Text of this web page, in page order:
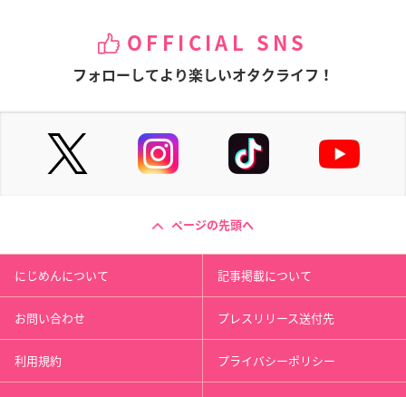
OFFICIAL SNS
フォローしてより楽しいオタクライフ！
ページの先頭へ
にじめんについて 記事掲載について
お問い合わせ プレスリリース送付先
利用規約 プライバシーポリシー